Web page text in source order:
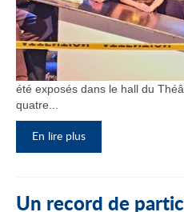
été exposés dans le hall du
quatre...
En lire plus
Un record de